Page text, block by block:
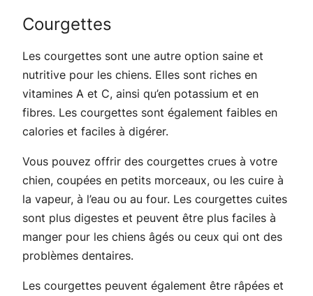
Courgettes
Les courgettes sont une autre option saine et
nutritive pour les chiens. Elles sont riches en
vitamines A et C, ainsi qu’en potassium et en
fibres. Les courgettes sont également faibles en
calories et faciles à digérer.
Vous pouvez offrir des courgettes crues à votre
chien, coupées en petits morceaux, ou les cuire à
la vapeur, à l’eau ou au four. Les courgettes cuites
sont plus digestes et peuvent être plus faciles à
manger pour les chiens âgés ou ceux qui ont des
problèmes dentaires.
Les courgettes peuvent également être râpées et